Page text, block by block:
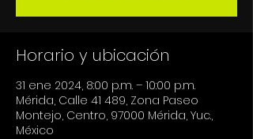
Horario y ubicación
31 ene 2024, 8:00 p.m. – 10:00 p.m.
Mérida, Calle 41 489, Zona Paseo
Montejo, Centro, 97000 Mérida, Yuc.,
México